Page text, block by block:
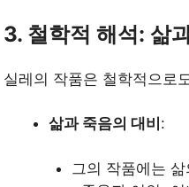
3. 철학적 해석: 삶
실레의 작품은 철학적으로
삶과 죽음의 대비 :
그의 작품에는